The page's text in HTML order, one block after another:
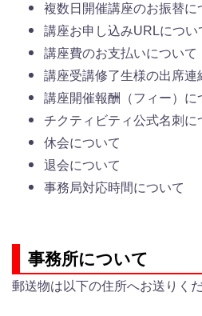
複数日開催講座のお振替に
講座お申し込みURLについ
講座費のお支払いについて
講座受講修了生様の出席連
講座開催報酬（フィー）に
チクティビティ公式名刺に
休会について
退会について
事務局対応時間について
事務所について
郵送物は以下の住所へお送りくだ